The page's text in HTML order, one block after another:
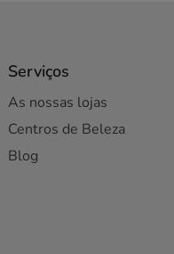
Serviços
As nossas lojas
Centros de Beleza
Blog